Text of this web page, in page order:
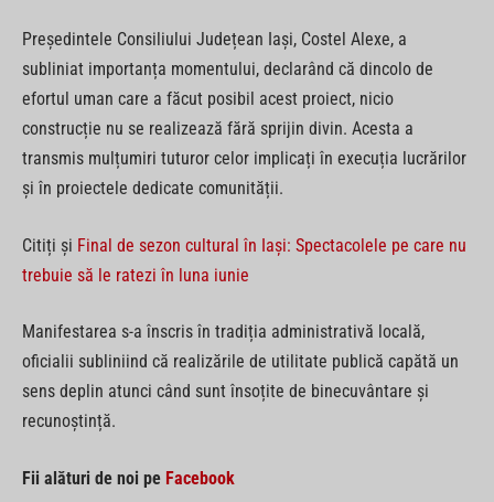
Președintele Consiliului Județean Iași, Costel Alexe, a
subliniat importanța momentului, declarând că dincolo de
efortul uman care a făcut posibil acest proiect, nicio
construcție nu se realizează fără sprijin divin. Acesta a
transmis mulțumiri tuturor celor implicați în execuția lucrărilor
și în proiectele dedicate comunității.
Citiți și Final de sezon cultural în Iași: Spectacolele pe care nu
trebuie să le ratezi în luna iunie
Manifestarea s-a înscris în tradiția administrativă locală,
oficialii subliniind că realizările de utilitate publică capătă un
sens deplin atunci când sunt însoțite de binecuvântare și
recunoștință.
Fii alături de noi pe Facebook